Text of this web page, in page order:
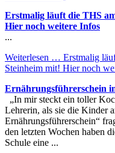
Erstmalig läuft die THS
Hier noch weitere Infos
...
Weiterlesen … Erstmalig
Steinheim mit! Hier noch
Ernährungsführerschein
„In mir steckt ein toller
Lehrerin, als sie die Kinder
Ernährungsführerschein“
den letzten Wochen haben
Schule eine ...